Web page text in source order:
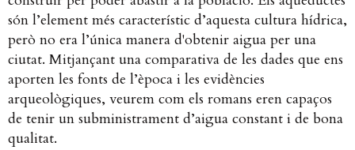
són l’element més característic d’aquesta cultura hídrica,
però no era l’única manera d'obtenir aigua per una
ciutat. Mitjançant una comparativa de les dades que ens
aporten les fonts de l’època i les evidències
arqueològiques, veurem com els romans eren capaços
de tenir un subministrament d’aigua constant i de bona
qualitat.